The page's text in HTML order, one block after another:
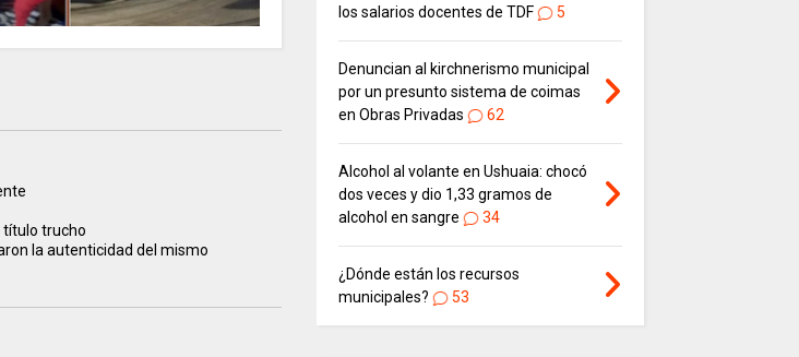
título trucho
la autenticidad del mismo
los salarios docentes de TDF
5
Denuncian al kirchnerismo municipal
por un presunto sistema de coimas
en Obras Privadas
62
Alcohol al volante en Ushuaia: chocó
dos veces y dio 1,33 gramos de
alcohol en sangre
34
¿Dónde están los recursos
municipales?
53